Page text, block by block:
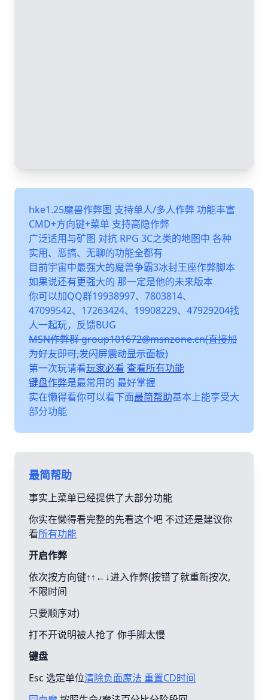
hke1.25魔兽作弊图 支持单人/多人作弊 功能丰富
CMD+方向键+菜单 支持高隐作弊
广泛适用与矿图 对抗 RPG 3C之类的地图中 各种
实用、恶搞、无聊的功能全都有
目前宇宙中最强大的魔兽争霸3冰封王座作弊脚本
如果说还有更强大的 那一定是他的未来版本
你可以加QQ群19938997、7803814、
47099542、17263424、19908229、47929204找
人一起玩，反馈BUG
MSN作弊群 group101672@msnzone.cn(直接加
为好友即可,发闪屏震动显示面板)
第一次玩请看玩家必看 查看所有功能
键盘作弊是最常用的 最好掌握
实在懒得看你可以看下面最简帮助基本上能享受大
部分功能
最简帮助
事实上菜单已经提供了大部分功能
你实在懒得看完整的先看这个吧 不过还是建议你
看所有功能
开启作弊
依次按方向键↑↑←↓进入作弊(按错了就重新按次,
不限时间
只要顺序对)
打不开说明被人抢了 你手脚太慢
键盘
Esc 选定单位清除负面魔法 重置CD时间